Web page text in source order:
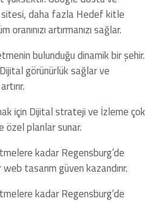
sitesi, daha fazla Hedef kitle
oranınızı artırmanızı sağlar.
bulunduğu dinamik bir şehir.
görünürlük sağlar ve
için Dijital strateji ve İzleme çok
özel planlar sunar.
kadar Regensburg’de
tasarım güven kazandırır.
kadar Regensburg’de